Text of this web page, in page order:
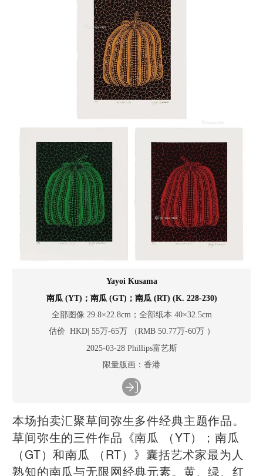
Yayoi Kusama
南瓜 (YT)；南瓜 (GT)；南瓜 (RT) (K. 228-230)
全部图像 29.8×22.8cm；全部纸本 40×32.5cm
估价 HKD| 55万-65万 （RMB 50.77万-60万 ）
2025-03-28 Phillips富艺斯
限量版画：香港
本场拍卖汇聚草间弥生多件经典主题作品。
草间弥生的三件作品《南瓜 （YT）；南瓜
（GT）和南瓜 （RT）》囊括艺术家最为人
熟知的南瓜与无限网经典元素。黄、绿、红